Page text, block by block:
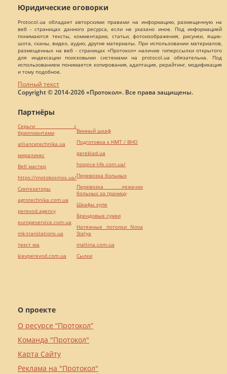
Юридические оговорки
Protocol.ua обладает авторскими правами на информацию, размещенную на
веб - страницах данного ресурса, если не указано иное. Под информацией
понимаются тексты, комментарии, статьи, фотоизображения, рисунки, ящик-
шота, сканы, видео, аудио, другие материалы. При использовании материалов,
размещенных на веб - страницах «Протокол» наличие гиперссылки открытого
для индексации поисковыми системами на protocol.ua обязательна. Под
использованием понимается копирования, адаптация, рерайтинг, модификация
и тому подобное.
Полный текст
Copyright © 2014-2026 «Протокол». Все права защищены.
О проекте
О ресурсе “Протокол”
Команда "Протокол"
Карта Сайту
Реклама на "Протокол"
Партнёры
Серьги с
бриллиантами
alliancetechnika.ua
миралинкс
Веб мастер
https://motokosmos.ua/
Синтезаторы
agrotechnika.com.ua
perevod.agency
europeservice.com.ua
mk-translations.ua
текст юа
kievperevod.com.ua
Винный шкаф
Подготовка к НМТ / ВНО
pereklad.ua
hospice-life.com.ua/
Перевозка больных
Перевозка лежачих
больных за границу
Шкафы купе
Брендовые сумки
Натяжные потолки Nova
Stelya
maltina.com.ua
Cылки